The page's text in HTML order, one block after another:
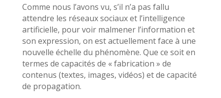
Comme nous l’avons vu, s’il n’a pas fallu
attendre les réseaux sociaux et l’intelligence
artificielle, pour voir malmener l’information et
son expression, on est actuellement face à une
nouvelle échelle du phénomène. Que ce soit en
termes de capacités de « fabrication » de
contenus (textes, images, vidéos) et de capacité
de propagation.